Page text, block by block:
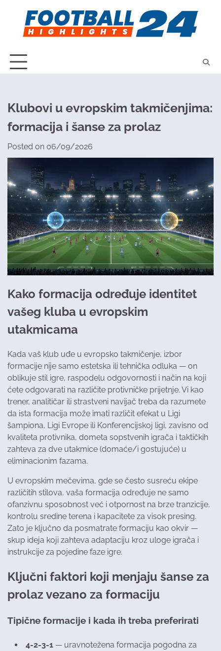
content
Klubovi u evropskim takmičenjima:
formacija i šanse za prolaz
Posted on 06/09/2026
Kako formacija određuje identitet
vašeg kluba u evropskim
utakmicama
Kada vaš klub uđe u evropsko takmičenje, izbor
formacije nije samo estetska ili tehnička odluka — on
oblikuje stil igre, raspodelu odgovornosti i način na koji
ćete odgovarati na različite protivničke prijetnje. Vi kao
trener, analitičar ili strastveni navijač treba da razumete
da ista formacija može imati različit efekat u Ligi
šampiona, Ligi Evrope ili Konferencijskoj ligi, zavisno od
kvaliteta protivnika, dometa sopstvenih igrača i taktičkih
zahteva za dve utakmice (domaće/i gostujuće) u
eliminacionim fazama.
U evropskim mečevima, gde se često susreću ekipe
različitih stilova, vaša formacija određuje ne samo
ofanzivnu sposobnost već i otpornost na brze tranzicije,
kontrolu sredine terena i kapacitete za visok presing.
Zato je ključno da posmatrate formaciju kao okvir —
skup ideja koji zahteva adaptaciju kroz uloge igrača i
instrukcije za pojedine faze igre.
Ključni faktori koji menjaju šanse za
prolaz vezano za formaciju
Tipične formacije i kada ih treba preferirati
4-2-3-1 — uravnotežena formacija pogodna za